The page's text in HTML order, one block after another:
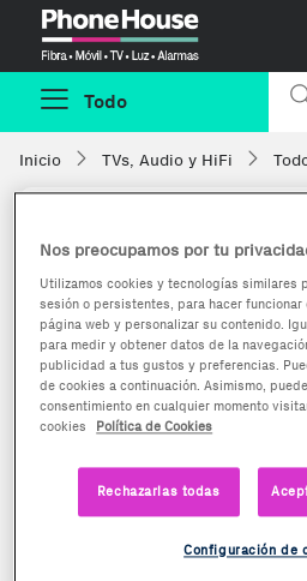
Todo
Inicio TVs, Audio y HiFi
Nos preocupamos por tu
Utilizamos cookies y tecnologías similares
sesión o persistentes, para hacer funcionar
página web y personalizar su contenido.
para medir y obtener datos de la
publicidad a tus gustos y preferencias.
de cookies a continuación. Asimismo,
consentimiento en cualquier momento
cookies
Política de Cookies
Rechazarlas todas
Configuración de